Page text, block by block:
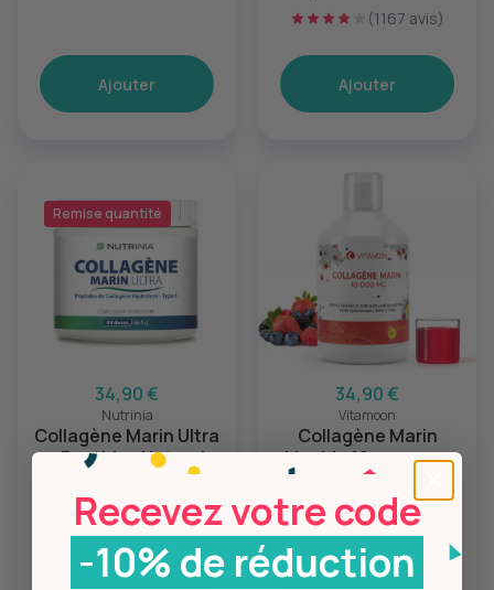
Ajouter
(1167 avis)
Ajouter
Remise quantité
34,90 €
Nutrinia
Collagène Marin Ultra
- Peptides Naturel
Ajouter
34,90 €
Vitamoon
Collagène Marin
Liquide 10 g, saveur
Fruits rouges
(165 avis)
Ajouter
Recevez votre code
-10% de réduction